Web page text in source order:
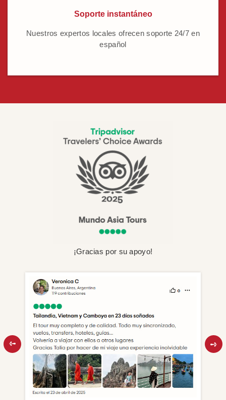
Soporte instantáneo
Nuestros expertos locales ofrecen soporte 24/7 en
español
¡Gracias por su apoyo!